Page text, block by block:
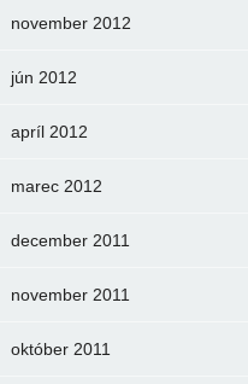
november 2012
jún 2012
apríl 2012
marec 2012
december 2011
november 2011
október 2011